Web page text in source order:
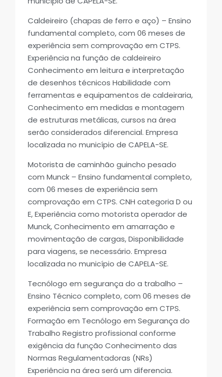
Caldeireiro (chapas de ferro e aço) – Ensino
fundamental completo, com 06 meses de
experiência sem comprovação em CTPS.
Experiência na função de caldeireiro
Conhecimento em leitura e interpretação
de desenhos técnicos Habilidade com
ferramentas e equipamentos de caldeiraria,
Conhecimento em medidas e montagem
de estruturas metálicas, cursos na área
serão considerados diferencial. Empresa
localizada no município de CAPELA-SE.
Motorista de caminhão guincho pesado
com Munck – Ensino fundamental completo,
com 06 meses de experiência sem
comprovação em CTPS. CNH categoria D ou
E, Experiência como motorista operador de
Munck, Conhecimento em amarração e
movimentação de cargas, Disponibilidade
para viagens, se necessário. Empresa
localizada no município de CAPELA-SE.
Tecnólogo em segurança do a trabalho –
Ensino Técnico completo, com 06 meses de
experiência sem comprovação em CTPS.
Formação em Tecnólogo em Segurança do
Trabalho Registro profissional conforme
exigência da função Conhecimento das
Normas Regulamentadoras (NRs)
Experiência na área será um diferencia.